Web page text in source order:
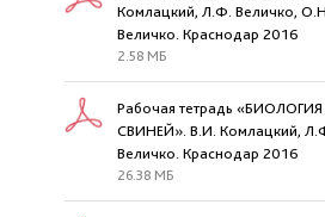
Комлацкий, Л.Ф. Величко,
Величко. Краснодар 2016
2.58 МБ
Рабочая тетрадь
СВИНЕЙ». В.И. Комлацкий,
Величко. Краснодар 2016
26.38 МБ